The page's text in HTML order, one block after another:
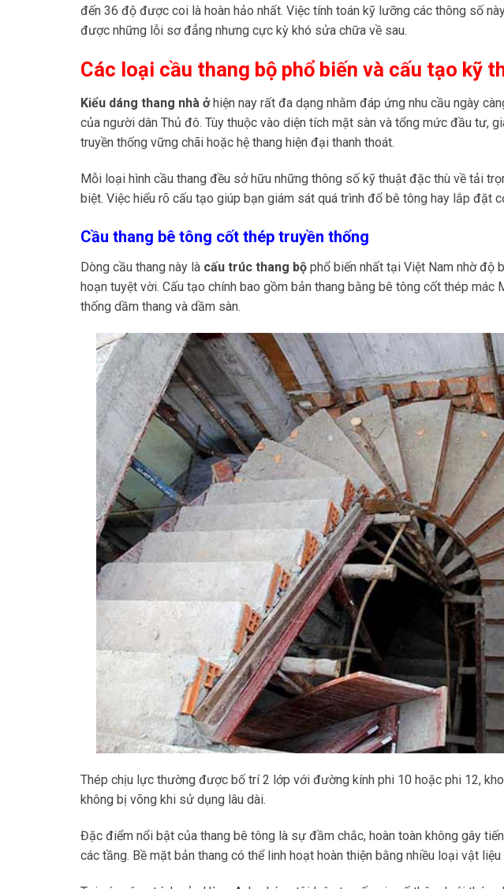
đến 36 độ được coi là hoàn hảo nhất. Việc tính toán kỹ lưỡng các thông số
được những lỗi sơ đẳng nhưng cực kỳ khó sửa chữa về sau.
Các loại cầu thang bộ phổ biến và cấu tạo kỹ
Kiểu dáng thang nhà ởhiện nay rất đa dạng nhằm đáp ứng nhu cầu ngày
của người dân Thủ đô. Tùy thuộc vào diện tích mặt sàn và tổng mức đầu tư,
truyền thống vững chãi hoặc hệ thang hiện đại thanh thoát.
Mỗi loại hình cầu thang đều sở hữu những thông số kỹ thuật đặc thù về tải
biệt. Việc hiểu rõ cấu tạo giúp bạn giám sát quá trình đổ bê tông hay lắp đặt
Cầu thang bê tông cốt thép truyền thống
Dòng cầu thang này là cấu trúc thang bộ phổ biến nhất tại Việt Nam nhờ độ
hoạn tuyệt vời. Cấu tạo chính bao gồm bản thang bằng bê tông cốt thép
thống dầm thang và dầm sàn.
Thép chịu lực thường được bố trí 2 lớp với đường kính phi 10 hoặc phi 12,
không bị võng khi sử dụng lâu dài.
Đặc điểm nổi bật của thang bê tông là sự đầm chắc, hoàn toàn không gây
các tầng. Bề mặt bản thang có thể linh hoạt hoàn thiện bằng nhiều loại vật